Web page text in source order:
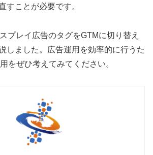
すことが必要です。
プレイ広告のタグをGTMに切り替え
しました。広告運用を効率的に行うた
をぜひ考えてみてください。